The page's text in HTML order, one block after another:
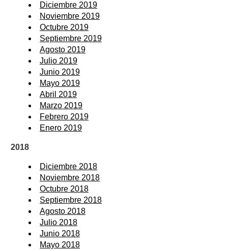
Diciembre 2019
Noviembre 2019
Octubre 2019
Septiembre 2019
Agosto 2019
Julio 2019
Junio 2019
Mayo 2019
Abril 2019
Marzo 2019
Febrero 2019
Enero 2019
2018
Diciembre 2018
Noviembre 2018
Octubre 2018
Septiembre 2018
Agosto 2018
Julio 2018
Junio 2018
Mayo 2018